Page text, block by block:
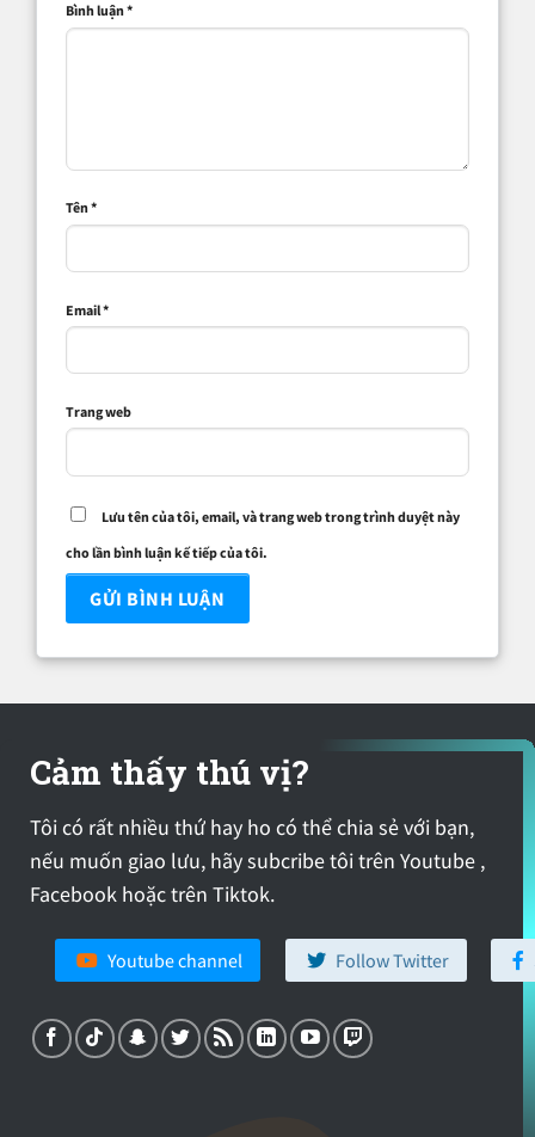
Bình luận*
Tên*
Email*
Trang web
Lưu tên của tôi, email, và trang web trong trình duyệt này
cho lần bình luận kế tiếp của tôi.
Cảm thấy thú vị?
Tôi có rất nhiều thứ hay ho có thể chia sẻ với bạn,
nếu muốn giao lưu, hãy subcribe tôi trên Youtube ,
Facebook hoặc trên Tiktok.
Youtube channel Follow Twitter